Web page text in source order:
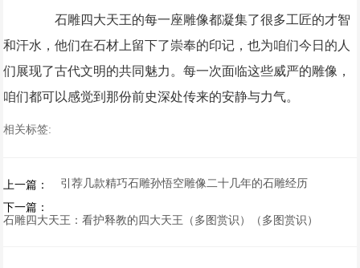
石雕四大天王的每一座雕像都凝集了很多工匠的才智
和汗水，他们在石材上留下了崇奉的印记，也为咱们今日的人
们展现了古代文明的共同魅力。每一次面临这些威严的雕像，
咱们都可以感觉到那份前史深处传来的安静与力气。
相关标签:
上一篇：
引荐几款精巧石雕孙悟空雕像二十几年的石雕经历
下一篇：
石雕四大天王：看护释教的四大天王（多图赏识）（多图赏识）